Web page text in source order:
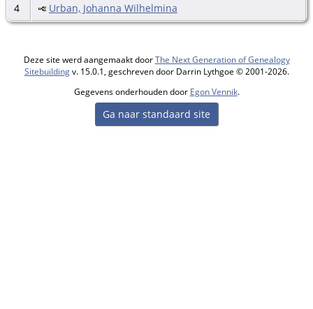
4
Urban, Johanna Wilhelmina
Deze site werd aangemaakt doorThe Next Generation of Genealogy
Sitebuildingv. 15.0.1, geschreven door Darrin Lythgoe © 2001-2026.
Gegevens onderhouden door Egon Vennik.
Ga naar standaard site